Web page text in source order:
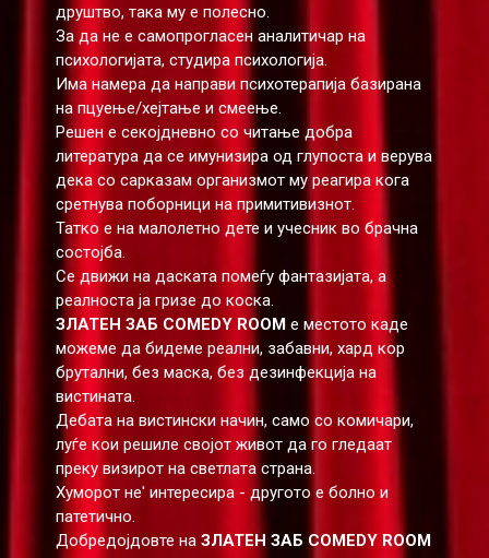
друштво, така му е полесно.
За да не е самопрогласен аналитичар на
психологијата, студира психологија.
Има намера да направи психотерапија базирана
на пцуење/хејтање и смеење.
Решен е секојдневно со читање добра
литература да се имунизира од глупоста и верува
дека со сарказам организмот му реагира кога
сретнува поборници на примитивизнот.
Татко е на малолетно дете и учесник во брачна
состојба.
Се движи на даската помеѓу фантазијата, а
реалноста ја гризе до коска.
ЗЛАТЕН ЗАБ COMEDY ROOM е местото каде
можеме да бидеме реални, забавни, хард кор
брутални, без маска, без дезинфекција на
вистината.
Дебата на вистински начин, само со комичари,
луѓе кои решиле својот живот да го гледаат
преку визирот на светлата страна.
Хуморот не' интересира - другото е болно и
патетично.
Добредојдовте на ЗЛАТЕН ЗАБ COMEDY ROOM